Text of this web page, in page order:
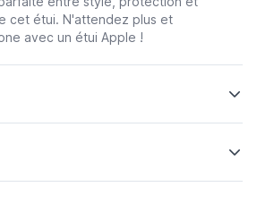
cet étui. N'attendez plus et
avec un étui Apple !